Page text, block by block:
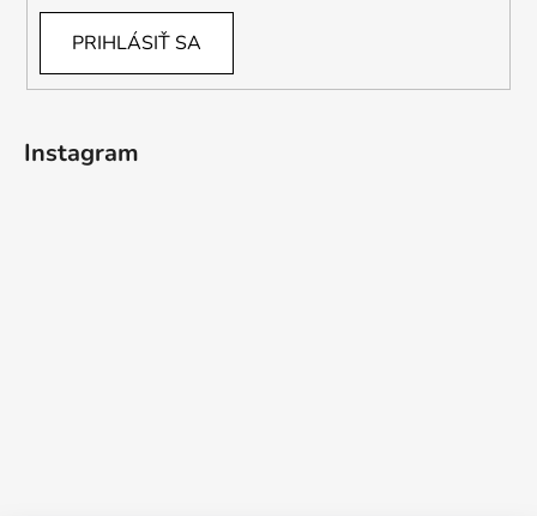
PRIHLÁSIŤ SA
Instagram